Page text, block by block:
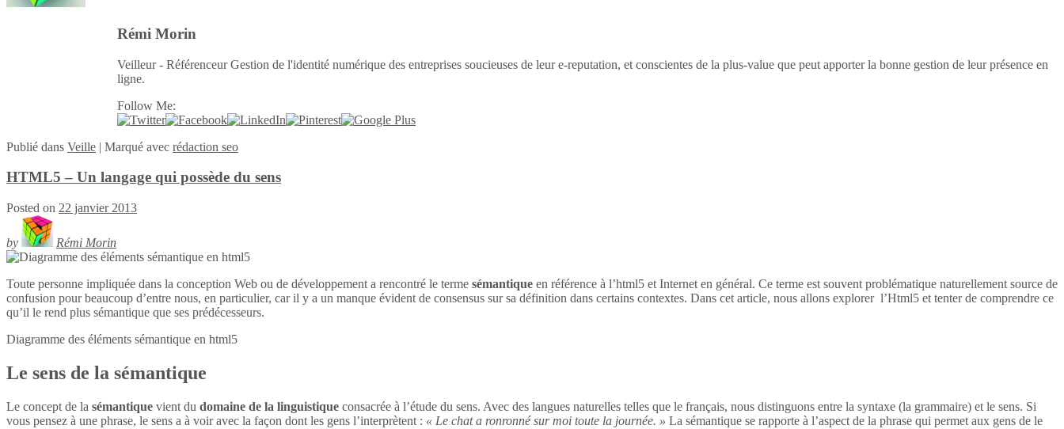
Rémi Morin
Veilleur - Référenceur Gestion de l'identité numérique des entreprises soucieuses de leur e-reputation, et conscientes de la plus-value que peut apporter la bonne gestion de leur présence en
ligne.
Follow Me:
Publié dans Veille | Marqué avec rédaction seo
HTML5 – Un langage qui possède du sens
Posted on 22 janvier 2013
by Rémi Morin
Toute personne impliquée dans la conception Web ou de développement a rencontré le terme sémantique en référence à l’html5 et Internet en général. Ce terme est souvent problématique naturellement source de
confusion pour beaucoup d’entre nous, en particulier, car il y a un manque évident de consensus sur sa définition dans certains contextes. Dans cet article, nous allons explorer l’Html5 et tenter de comprendre ce
qu’il le rend plus sémantique que ses prédécesseurs.
Diagramme des éléments sémantique en html5
Le sens de la sémantique
Le concept de la sémantique vient du domaine de la linguistique consacrée à l’étude du sens. Avec des langues naturelles telles que le français, nous distinguons entre la syntaxe (la grammaire) et le sens. Si
vous pensez à une phrase, le sens a à voir avec la façon dont les gens l’interprètent : « Le chat a ronronné sur moi toute la journée. » La sémantique se rapporte à l’aspect de la phrase qui permet aux gens de le